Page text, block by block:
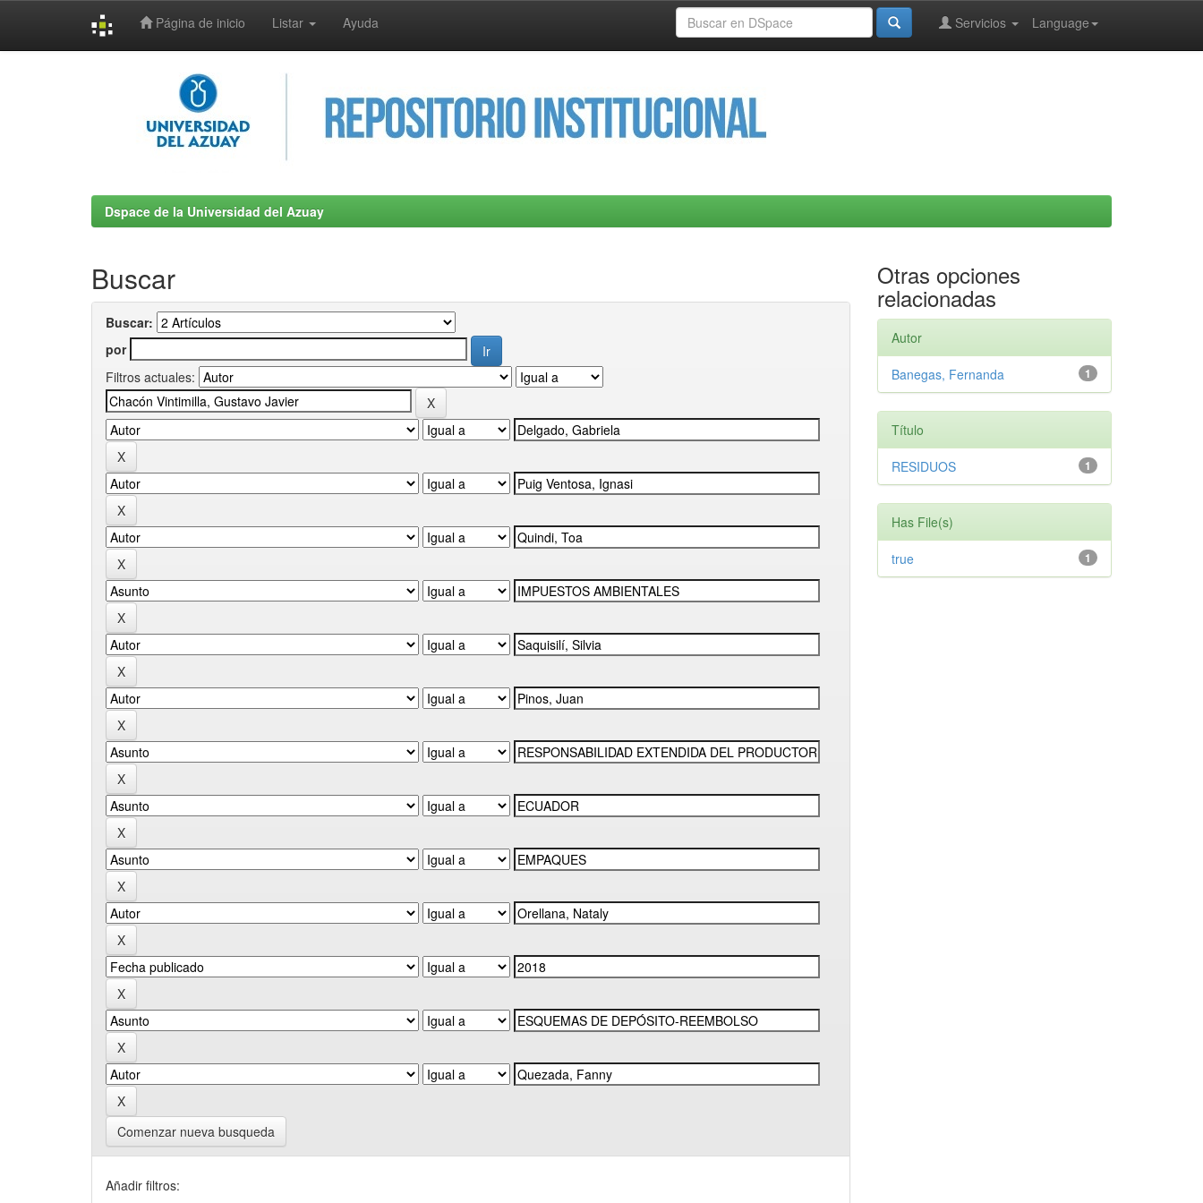
Página de inicio Listar Ayuda Language
Servicios
Dspace de la Universidad del Azuay
Buscar
Buscar:
por
Filtros actuales:
Comenzar nueva busqueda
Añadir filtros:
Otras opciones
relacionadas
Autor
1
Banegas, Fernanda
Título
1
RESIDUOS
Has File(s)
1
true